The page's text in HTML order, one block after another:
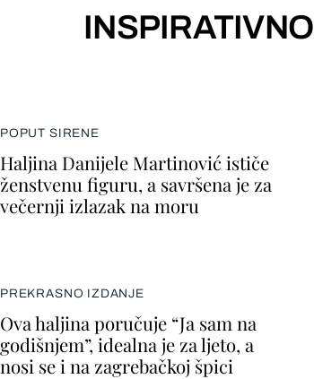
INSPIRATIVNO
POPUT SIRENE
Haljina Danijele Martinović ističe
ženstvenu figuru, a savršena je za
večernji izlazak na moru
PREKRASNO IZDANJE
Ova haljina poručuje “Ja sam na
godišnjem”, idealna je za ljeto, a
nosi se i na zagrebačkoj špici